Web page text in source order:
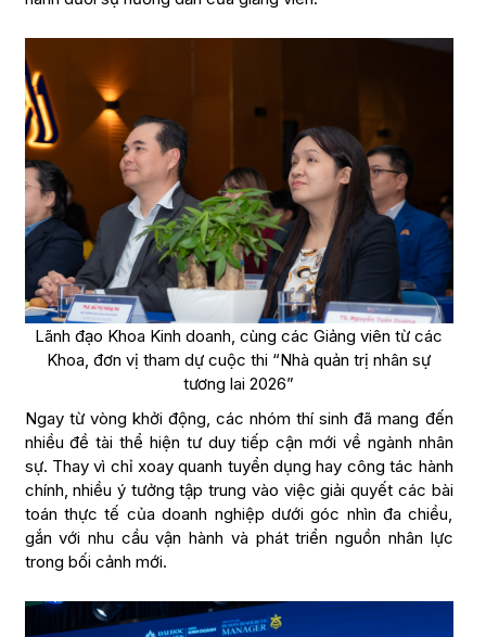
Lãnh đạo Khoa Kinh doanh, cùng các Giảng viên từ các
Khoa, đơn vị tham dự cuộc thi “Nhà quản trị nhân sự
tương lai 2026”
Ngay từ vòng khởi động, các nhóm thí sinh đã mang đến
nhiều đề tài thể hiện tư duy tiếp cận mới về ngành nhân
sự. Thay vì chỉ xoay quanh tuyển dụng hay công tác hành
chính, nhiều ý tưởng tập trung vào việc giải quyết các bài
toán thực tế của doanh nghiệp dưới góc nhìn đa chiều,
gắn với nhu cầu vận hành và phát triển nguồn nhân lực
trong bối cảnh mới.